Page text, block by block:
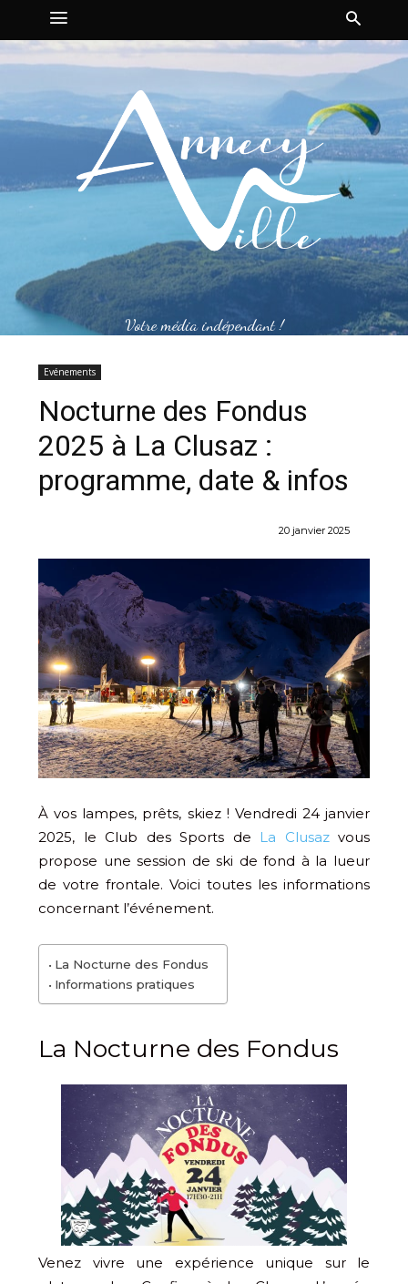
Votre média indépendant !
Evénements
Nocturne des Fondus
2025 à La Clusaz :
programme, date & infos
20 janvier 2025
À vos lampes, prêts, skiez ! Vendredi 24 janvier
2025, le Club des Sports de
La Clusazvous
propose une session de ski de fond à la lueur
de votre frontale. Voici toutes les informations
concernant l’événement.
La Nocturne des Fondus
Informations pratiques
La Nocturne des Fondus
Venez vivre une expérience unique sur le